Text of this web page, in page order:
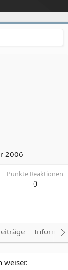
2006
Punkte Reaktionen
0
weiser.